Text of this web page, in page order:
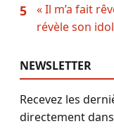
5
« Il m’a fait
révèle son
NEWSLETTER
Recevez les
directement